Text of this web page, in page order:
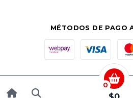
0
MÉTODOS DE PAGO